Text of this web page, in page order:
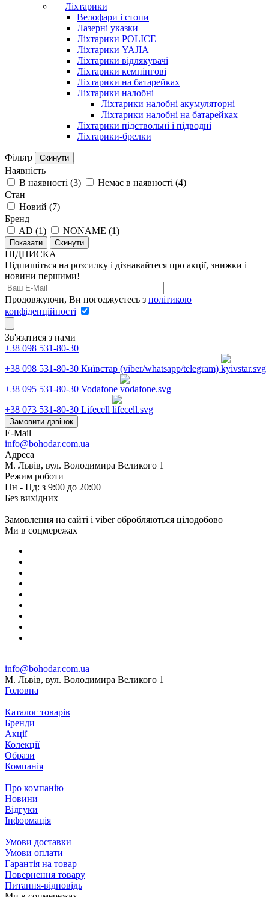
Ліхтарики
Велофари і стопи
Лазерні указки
Ліхтарики POLICE
Ліхтарики YAJIA
Ліхтарики відлякувачі
Ліхтарики кемпінгові
Ліхтарики на батарейках
Ліхтарики налобні
Ліхтарики налобні акумуляторні
Ліхтарики налобні на батарейках
Ліхтарики підствольні і підводні
Ліхтарики-брелки
Фільтр Скинути
Наявність
В наявності (3) Немає в наявності (4)
Стан
Новий (7)
Бренд
AD (1) NONAME (1)
Скинути
ПІДПИСКА
Підпишіться на розсилку і дізнавайтеся про акції, знижки і
новини першими!
Продовжуючи, Ви погоджуєтесь з політикою
конфіденційності
Зв'язатися з нами
+38 098 531-80-30
+38 098 531-80-30 Київстар (viber/whatsapp/telegram)
+38 095 531-80-30 Vodafone
+38 073 531-80-30 Lifecell
Замовити дзвінок
E-Mail
info@bohodar.com.ua
Адреса
М. Львів, вул. Володимира Великого 1
Режим роботи
Пн - Нд: з 9:00 до 20:00
Без вихідних
Замовлення на сайті і viber обробляються цілодобово
Ми в соцмережах
info@bohodar.com.ua
М. Львів, вул. Володимира Великого 1
Головна
Каталог товарів
Бренди
Акції
Колекції
Образи
Компанія
Про компанію
Новини
Відгуки
Інформація
Умови доставки
Умови оплати
Гарантія на товар
Повернення товару
Питання-відповідь